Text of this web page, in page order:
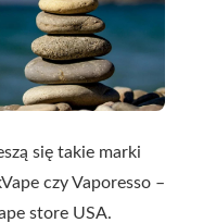
się takie marki
czy Vaporesso –
store USA.